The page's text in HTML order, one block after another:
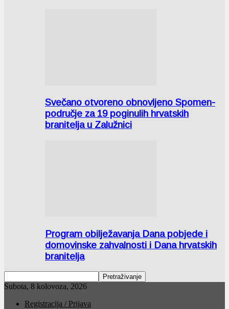
Svečano otvoreno obnovljeno Spomen-
područje za 19 poginulih hrvatskih
branitelja u Zalužnici
Program obilježavanja Dana pobjede i
domovinske zahvalnosti i Dana hrvatskih
branitelja
Subota, 8 kolovoza, 2026
Registracija / Prijava